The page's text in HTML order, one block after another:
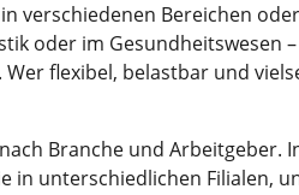
verschiedenen Bereichen
oder im
flexibel, belastbar und
Branche und
in unterschiedlichen Filialen,